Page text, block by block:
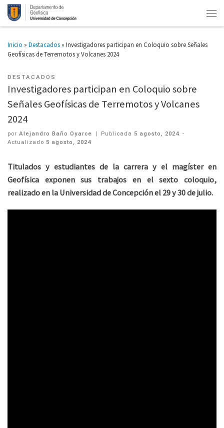
Inicio » Destacados » Investigadores participan en Coloquio sobre Señales
Geofísicas de Terremotos y Volcanes 2024
DESTACADOS
Investigadores participan en Coloquio sobre
Señales Geofísicas de Terremotos y Volcanes
2024
por Alejandro Baño Oyarce | Publicada 5 agosto, 2024 -
Actualizado 5 agosto, 2024
Titulados y estudiantes de la carrera y el magíster en
Geofísica exponen sus trabajos en el sexto coloquio,
realizado en la Universidad de Concepción el 29 y 30 de julio.